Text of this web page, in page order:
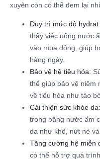
xuyên còn có thể đem lại
Duy trì mức độ
thấy việc uống nước
vào mùa đông, giúp
hàng ngày.
Bảo vệ hệ tiêu hóa:
thể giúp bảo vệ niêm
về tiêu hóa như táo
Cải thiện sức khỏe da:
trong bằng nước ấm
da như khô, nứt nẻ
Tăng cường hệ miễn
có thể hỗ trợ quá